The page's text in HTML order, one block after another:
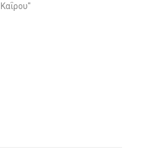
Καΐρου"